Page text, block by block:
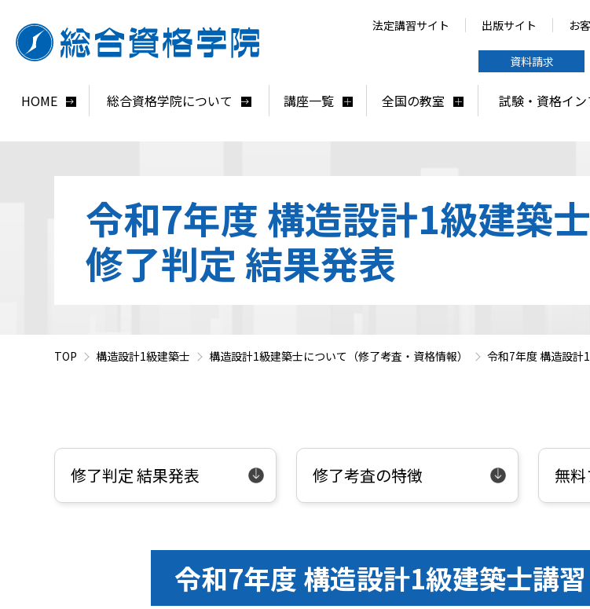
HOME 総合資格学院について 講座一覧 全国の教室 試験・資格イ
法定講習サイト 出版サイト お
資料請求
令和7年度 構造設計1級建築
修了判定 結果発表
TOP 構造設計1級建築士 構造設計1級建築士について（修了考査・資格情報） 令和7年度 構造設計
修了判定 結果発表 修了考査の特徴 無
令和7年度 構造設計1級建築士講